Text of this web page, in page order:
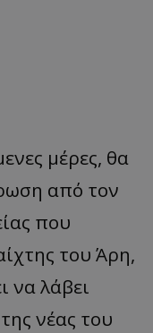
μέρες, θα
από τον
που
του Άρη,
να λάβει
νέας του